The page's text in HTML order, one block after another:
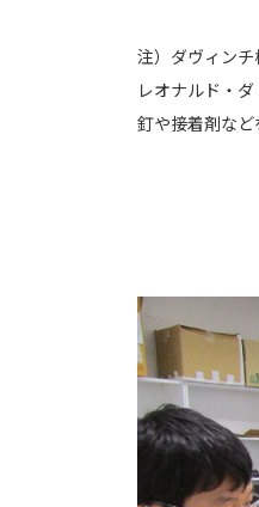
注）ダヴィンチ
レオナルド・
釘や接着剤など